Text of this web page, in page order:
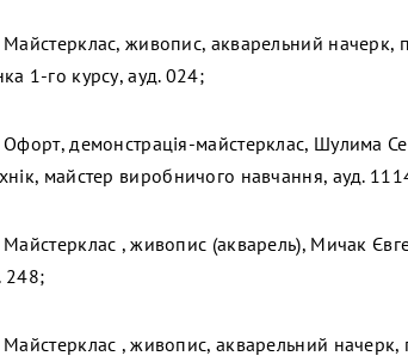
живопис, акварельний начерк,
1-го курсу, ауд. 024;
демонстрація-майстерклас, Шулима
майстер виробничого навчання, ауд.
, живопис (акварель), Мичак
248;
, живопис, акварельний начерк,